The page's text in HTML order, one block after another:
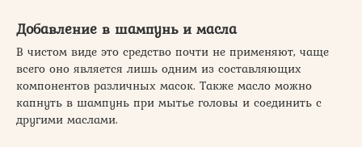
Добавление в шампунь и масла
В чистом виде это средство почти не применяют, чаще
всего оно является лишь одним из составляющих
компонентов различных масок. Также масло можно
капнуть в шампунь при мытье головы и соединить с
другими маслами.